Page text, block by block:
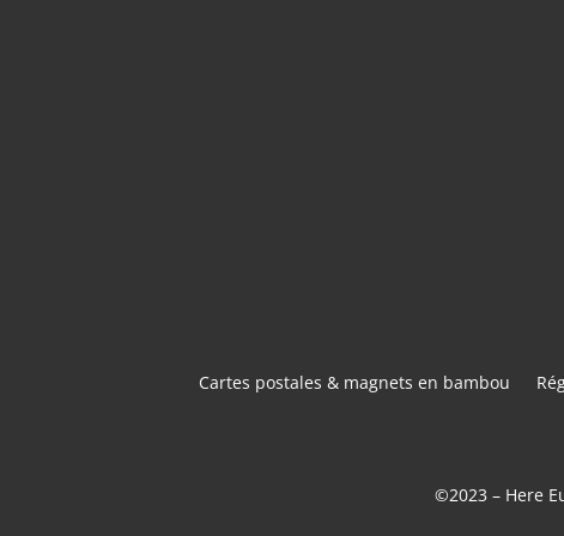
Cartes postales & magnets en bambou
©2023 – Here